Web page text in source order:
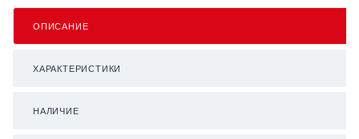
ОПИСАНИЕ
ХАРАКТЕРИСТИКИ
НАЛИЧИЕ